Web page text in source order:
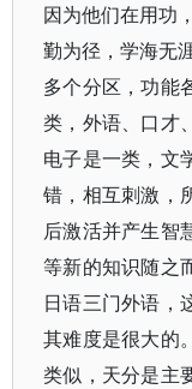
因为他们在用功
勤为径，学海无
多个分区，功能
类，外语、口才
电子是一类，文
错，相互刺激，
后激活并产生智
等新的知识随之
日语三门外语，
其难度是很大的
类似，天分是主